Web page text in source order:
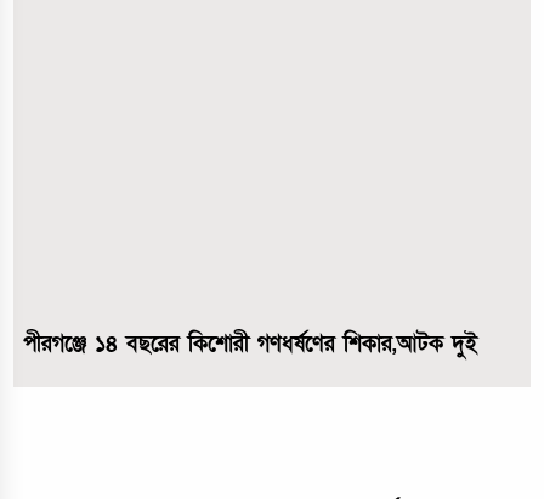
পীরগঞ্জে ১৪ বছরের কিশোরী গণধর্ষণের শিকার,আটক দুই